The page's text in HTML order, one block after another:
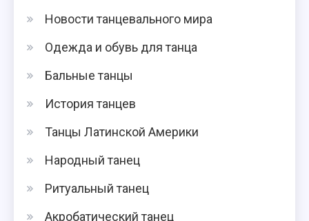
Новости танцевального мира
Одежда и обувь для танца
Бальные танцы
История танцев
Танцы Латинской Америки
Народный танец
Ритуальный танец
Акробатический танец